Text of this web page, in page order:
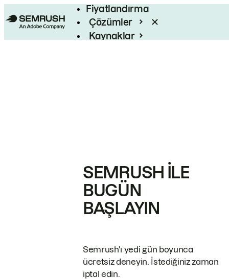
Fiyatlandırma
Çözümler
Kaynaklar
SEMRUSH ILE
BUGÜN
BAŞLAYIN
Semrush'ı yedi gün boyunca
ücretsiz deneyin. İstediğiniz zaman
iptal edin.